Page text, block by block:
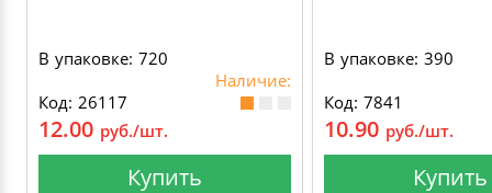
В упаковке: 720
Наличие:
Код: 26117
12.00 руб./шт.
Купить
В упаковке: 390
Код: 7841
10.90 руб./шт.
Купить